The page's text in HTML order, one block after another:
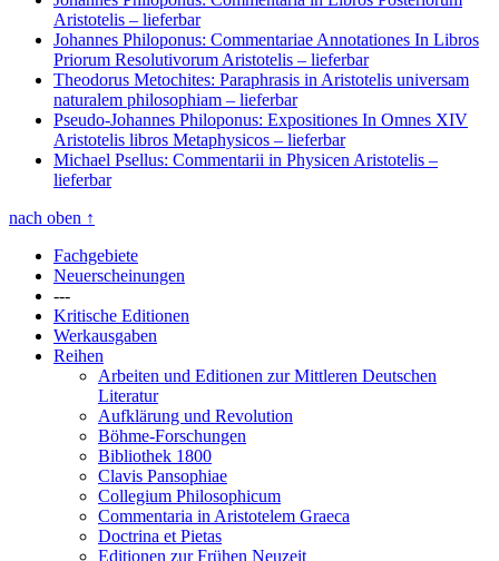
Aristotelis – lieferbar
Johannes Philoponus: Commentariae Annotationes In Libros
Priorum Resolutivorum Aristotelis – lieferbar
Theodorus Metochites: Paraphrasis in Aristotelis universam
naturalem philosophiam – lieferbar
Pseudo-Johannes Philoponus: Expositiones In Omnes XIV
Aristotelis libros Metaphysicos – lieferbar
Michael Psellus: Commentarii in Physicen Aristotelis –
lieferbar
nach oben ↑
Fachgebiete
Neuerscheinungen
---
Kritische Editionen
Werkausgaben
Reihen
Arbeiten und Editionen zur Mittleren Deutschen
Literatur
Aufklärung und Revolution
Böhme-Forschungen
Bibliothek 1800
Clavis Pansophiae
Collegium Philosophicum
Commentaria in Aristotelem Graeca
Doctrina et Pietas
Editionen zur Frühen Neuzeit